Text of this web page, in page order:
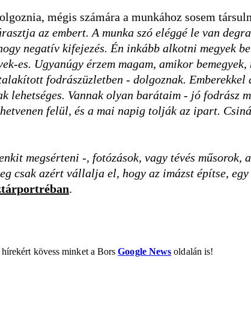
mégis számára a munkához sosem
az embert. A munka szó eléggé le van
negatív kifejezés. Én inkább alkotni megyek
es. Ugyanúgy érzem magam, amikor bemegyek,
fodrászüzletben - dolgoznak. Emberekkel
lehetséges. Vannak olyan barátaim - jó fodrász
felül, és a mai napig tolják az ipart.
megsérteni -, fotózások, vagy tévés műsorok,
csak azért vállalja el, hogy az imázst építse,
.
kövess minket a BorsGoogle News oldalán is!